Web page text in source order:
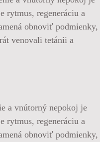
a vnútorný nepokoj je
rytmus, regeneráciu a
obnoviť podmienky,